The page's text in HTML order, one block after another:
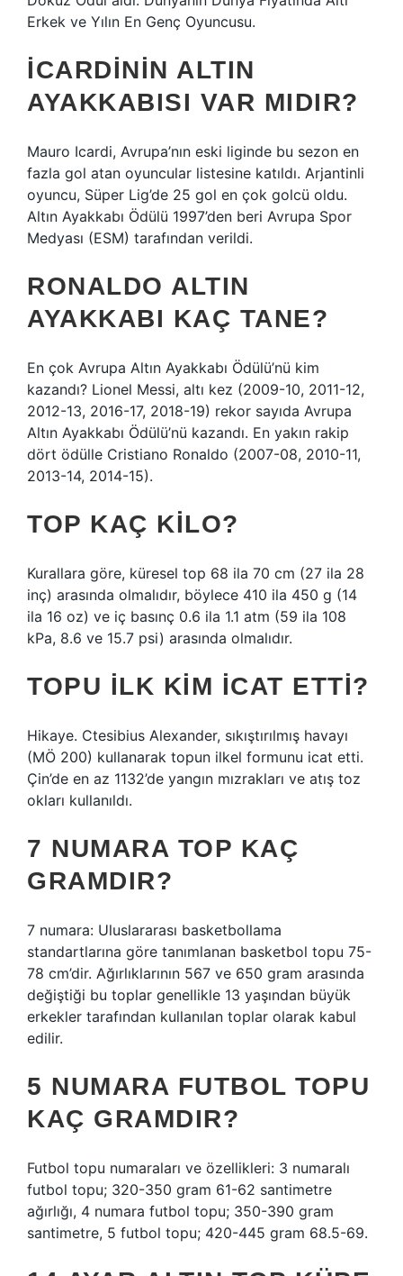
Erkek ve Yılın En Genç Oyuncusu.
İCARDININ ALTIN
AYAKKABISI VAR MIDIR?
Mauro Icardi, Avrupa’nın eski liginde bu sezon en
fazla gol atan oyuncular listesine katıldı. Arjantinli
oyuncu, Süper Lig’de 25 gol en çok golcü oldu.
Altın Ayakkabı Ödülü 1997’den beri Avrupa Spor
Medyası (ESM) tarafından verildi.
RONALDO ALTIN
AYAKKABI KAÇ TANE?
En çok Avrupa Altın Ayakkabı Ödülü’nü kim
kazandı? Lionel Messi, altı kez (2009-10, 2011-12,
2012-13, 2016-17, 2018-19) rekor sayıda Avrupa
Altın Ayakkabı Ödülü’nü kazandı. En yakın rakip
dört ödülle Cristiano Ronaldo (2007-08, 2010-11,
2013-14, 2014-15).
TOP KAÇ KILO?
Kurallara göre, küresel top 68 ila 70 cm (27 ila 28
inç) arasında olmalıdır, böylece 410 ila 450 g (14
ila 16 oz) ve iç basınç 0.6 ila 1.1 atm (59 ila 108
kPa, 8.6 ve 15.7 psi) arasında olmalıdır.
TOPU ILK KIM ICAT ETTI?
Hikaye. Ctesibius Alexander, sıkıştırılmış havayı
(MÖ 200) kullanarak topun ilkel formunu icat etti.
Çin’de en az 1132’de yangın mızrakları ve atış toz
okları kullanıldı.
7 NUMARA TOP KAÇ
GRAMDIR?
7 numara: Uluslararası basketbollama
standartlarına göre tanımlanan basketbol topu 75-
78 cm’dir. Ağırlıklarının 567 ve 650 gram arasında
değiştiği bu toplar genellikle 13 yaşından büyük
erkekler tarafından kullanılan toplar olarak kabul
edilir.
5 NUMARA FUTBOL TOPU
KAÇ GRAMDIR?
Futbol topu numaraları ve özellikleri: 3 numaralı
futbol topu; 320-350 gram 61-62 santimetre
ağırlığı, 4 numara futbol topu; 350-390 gram
santimetre, 5 futbol topu; 420-445 gram 68.5-69.